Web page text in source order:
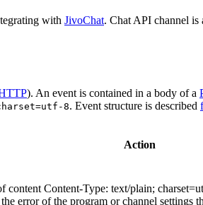
with JivoChat. Chat API channel is
). An event is contained in a body of a
8. Event structure is described
Action
content Content-Type: text/plain;
error of the program or channel settings